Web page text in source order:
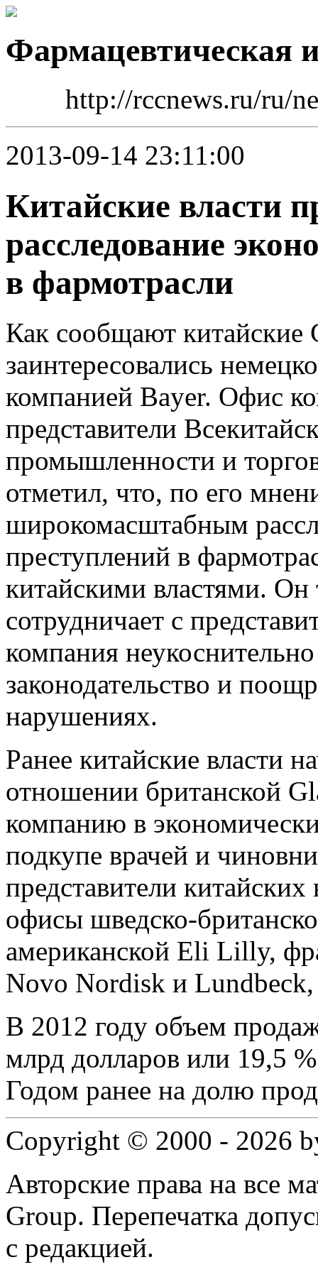
Фармацевтическая
http://rccnews.ru/ru/
2013-09-14 23:11:00
Китайские власти
расследование
в фармотрасли
Как сообщают
заинтересовались
компанией Bayer. Офис
представители
промышленности и
отметил, что, по его
широкомасштабным
преступлений в
китайскими властями. Он
сотрудничает с
компания
законодательство и
нарушениях.
Ранее китайские власти
отношении британской
компанию в
подкупе врачей и
представители
офисы шведско-
американской Eli Lilly,
Novo Nordisk и Lundbeck,
В 2012 году объем
млрд долларов или 19,5
Годом ранее на долю
Copyright © 2000 - 2026
Авторские права на все
Group. Перепечатка
с редакцией.